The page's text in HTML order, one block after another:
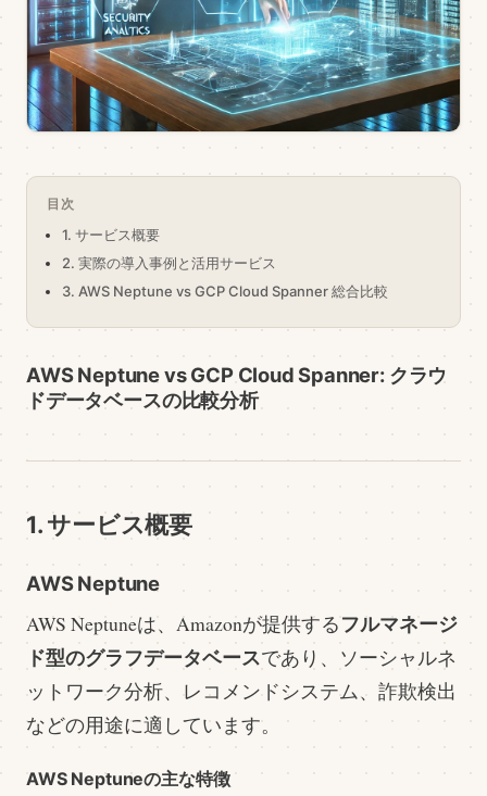
目次
1. サービス概要
2. 実際の導入事例と活用サービス
3. AWS Neptune vs GCP Cloud Spanner 総合比較
AWS Neptune vs GCP Cloud Spanner: クラウ
ドデータベースの比較分析
1. サービス概要
AWS Neptune
AWS Neptuneは、Amazonが提供するフルマネージ
ド型のグラフデータベースであり、ソーシャルネ
ットワーク分析、レコメンドシステム、詐欺検出
などの用途に適しています。
AWS Neptuneの主な特徴